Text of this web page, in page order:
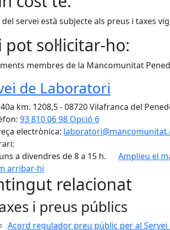
del servei està subjecte als preus i taxes
pot sol·licitar-ho:
membres de la Mancomunitat
de Laboratori
km. 1208,5 - 08720 Vilafranca del
93 810 06 98 Opció 6
electrònica:
a divendres de 8 a 15 h.
Amplieu el
arribar-hi
relacionat
i preus públics
Acord regulador preu públic per al